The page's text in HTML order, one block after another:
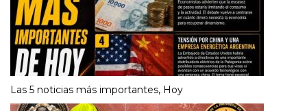
Las 5 noticias más importantes, Hoy